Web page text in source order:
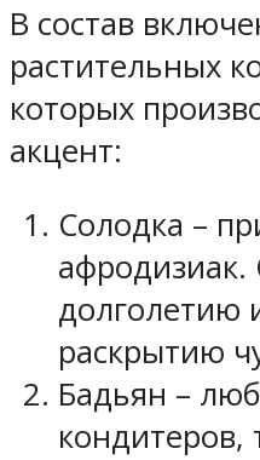
В состав
растительных
которых
акцент:
Солодка –
афродизиак.
долголетию
раскрытию
Бадьян –
кондитеров,